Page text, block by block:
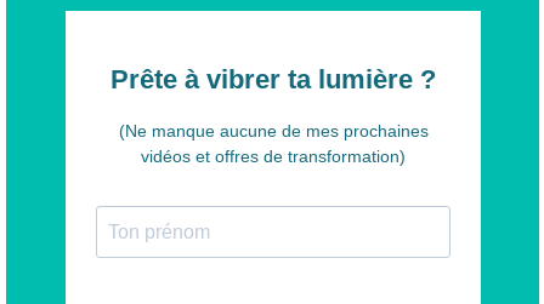
Prête à vibrer ta lumière ?
(Ne manque aucune de mes prochaines
vidéos et offres de transformation)